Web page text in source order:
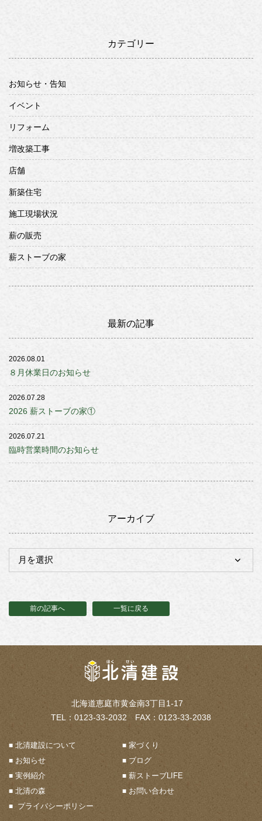
カテゴリー
お知らせ・告知
イベント
リフォーム
増改築工事
店舗
新築住宅
施工現場状況
薪の販売
薪ストーブの家
最新の記事
2026.08.01
８月休業日のお知らせ
2026.07.28
2026 薪ストーブの家①
2026.07.21
臨時営業時間のお知らせ
アーカイブ
前の記事へ 一覧に戻る
北海道恵庭市黄金南3丁目1-17
TEL：0123-33-2032 FAX：0123-33-2038
北清建設について
家づくり
お知らせ
ブログ
実例紹介
薪ストーブLIFE
北清の森
お問い合わせ
プライバシーポリシー